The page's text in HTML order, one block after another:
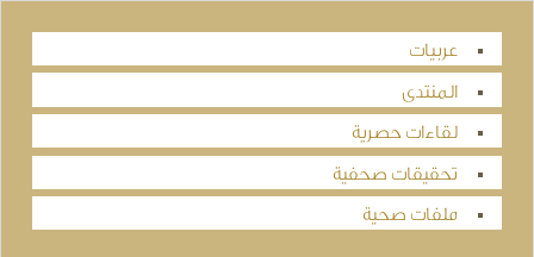
عربيات
المنتدى
لقاءات حصرية
تحقيقات صحفية
ملفات صحية